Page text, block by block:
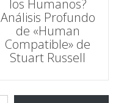
los Humanos?
Análisis Profundo
de «Human
Compatible» de
Stuart Russell